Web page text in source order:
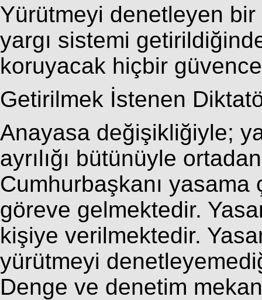
Yürütmeyi denetleyen
yargı sistemi
koruyacak hiçbir
Getirilmek İstenen
Anayasa değişikliğiyle;
ayrılığı bütünüyle
Cumhurbaşkanı
göreve gelmektedir.
kişiye verilmektedir.
yürütmeyi
Denge ve denetim